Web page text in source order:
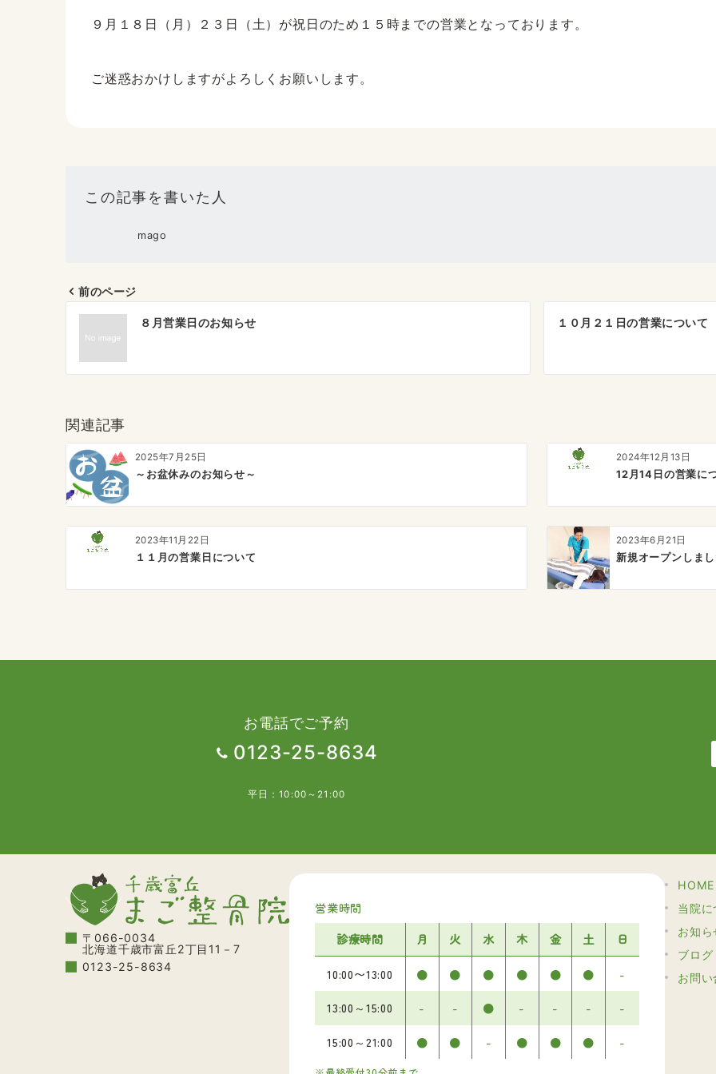
９月１８日（月）２３日（土）が祝日のため１５時までの営業となっております。
ご迷惑おかけしますがよろしくお願いします。
この記事を書いた人
mago
投
ナ
ゲ
ー
シ
ョ
ン
前のページ
８月営業日のお知らせ １０月２１日の営業について
関連記事
2025年7月25日
～お盆休みのお知らせ～
2024年12月13日
12月14日の営業に
2023年11月22日
１１月の営業日について
2023年6月21日
新規オープンしまし
お電話でご予約
0123-25-8634
平日：10:00～21:00
〒066-0034
北海道千歳市富丘2丁目11－7
0123-25-8634
営業時間
診療時間
10:00〜13:00
13:00～ 15:00
15:00～ 21:00
月
●
-
●
火
●
-
●
水
●
●
-
木
●
-
●
金
●
-
●
土
●
-
●
日
-
-
-
HOME
当院に
お知ら
ブログ
お問い